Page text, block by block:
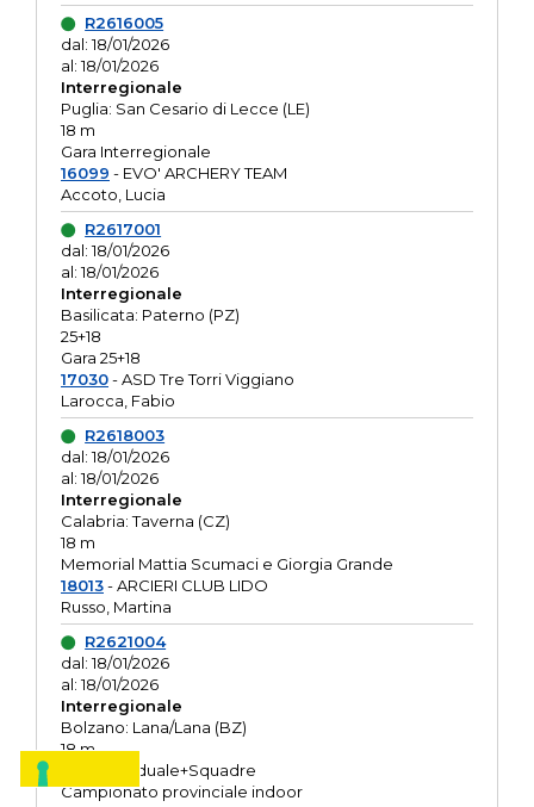
R2616005
dal: 18/01/2026
al: 18/01/2026
Interregionale
Puglia: San Cesario di Lecce (LE)
18 m
Gara Interregionale
16099 - EVO' ARCHERY TEAM
Accoto, Lucia
R2617001
dal: 18/01/2026
al: 18/01/2026
Interregionale
Basilicata: Paterno (PZ)
25+18
Gara 25+18
17030- ASD Tre Torri Viggiano
Larocca, Fabio
R2618003
dal: 18/01/2026
al: 18/01/2026
Interregionale
Calabria: Taverna (CZ)
18 m
Memorial Mattia Scumaci e Giorgia Grande
18013- ARCIERI CLUB LIDO
Russo, Martina
R2621004
dal: 18/01/2026
al: 18/01/2026
Interregionale
Bolzano: Lana/Lana (BZ)
18 m
O.R. Individuale+Squadre
Campionato provinciale indoor